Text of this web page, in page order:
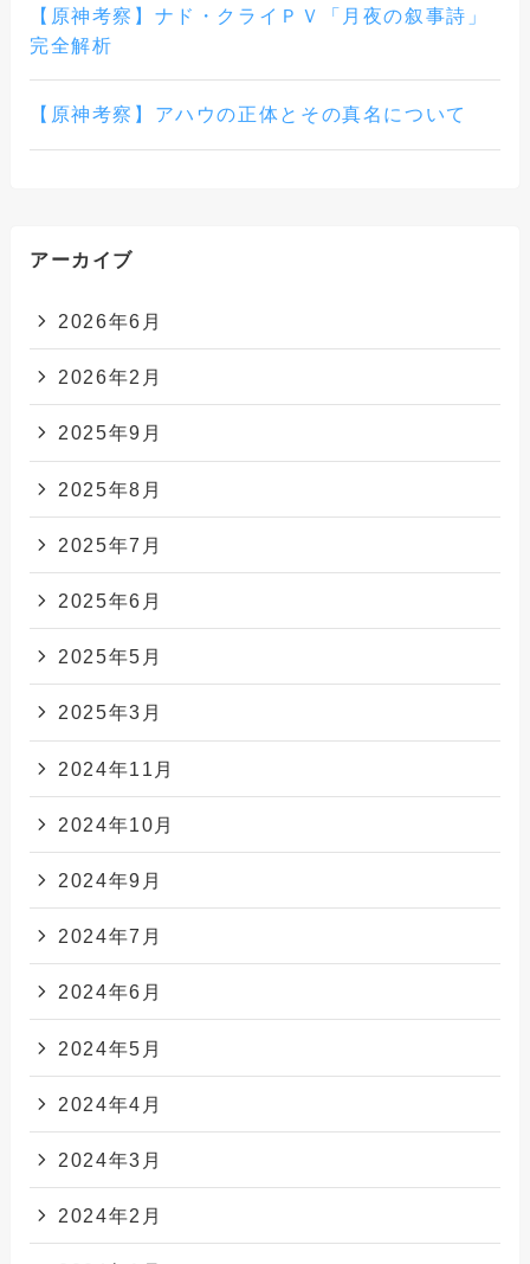
【原神考察】ナド・クライＰＶ「月夜の叙事詩」
完全解析
【原神考察】アハウの正体とその真名について
アーカイブ
2026年6月
2026年2月
2025年9月
2025年8月
2025年7月
2025年6月
2025年5月
2025年3月
2024年11月
2024年10月
2024年9月
2024年7月
2024年6月
2024年5月
2024年4月
2024年3月
2024年2月